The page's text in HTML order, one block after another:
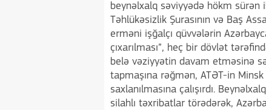
beynəlxalq səviyyədə hökm
Təhlükəsizlik Şurasının və Baş
erməni işğalçı qüvvələrin
çıxarılması”, heç bir dövlət
belə vəziyyətin davam etməsinə
tapmaşına rəğmən, ATƏT-in
saxlanılmasına çalışırdı.
silahlı təxribatlar törədərək,